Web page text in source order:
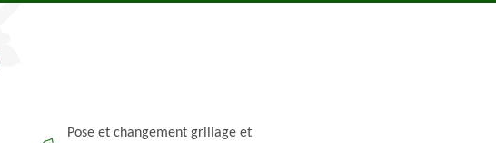
Pose et changement grillage et